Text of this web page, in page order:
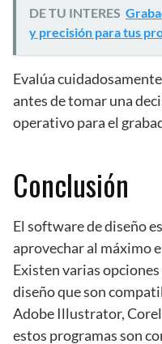
DE TU INTERES
y precisión para tus
Evalúa
antes de tomar una
operativo para el
Conclusión
El software de diseño
aprovechar al máximo
Existen varias
diseño que son
Adobe Illustrator,
estos programas son